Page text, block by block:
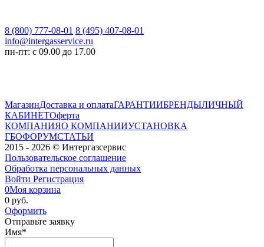
8 (800) 777-08-01 8 (495) 407-08-01
info@intergasservice.ru
пн-пт: с 09.00 до 17.00
МагазинДоставка и оплатаГАРАНТИИБРЕНДЫЛИЧНЫЙ
КАБИНЕТОферта
КОМПАНИЯО КОМПАНИИУСТАНОВКА
ГБОФОРУМСТАТЬИ
2015 - 2026 © Интергазсервис
Пользовательское соглашение
Обработка персональных данных
Войти Регистрация
0Моя корзина
0 руб.
Оформить
Отправьте заявку
Имя*